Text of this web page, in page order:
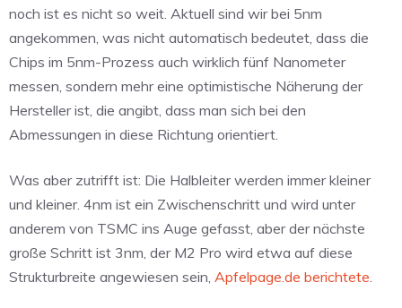
noch ist es nicht so weit. Aktuell sind wir bei 5nm
angekommen, was nicht automatisch bedeutet, dass die
Chips im 5nm-Prozess auch wirklich fünf Nanometer
messen, sondern mehr eine optimistische Näherung der
Hersteller ist, die angibt, dass man sich bei den
Abmessungen in diese Richtung orientiert.
Was aber zutrifft ist: Die Halbleiter werden immer kleiner
und kleiner. 4nm ist ein Zwischenschritt und wird unter
anderem von TSMC ins Auge gefasst, aber der nächste
große Schritt ist 3nm, der M2 Pro wird etwa auf diese
Strukturbreite angewiesen sein, Apfelpage.de berichtete.